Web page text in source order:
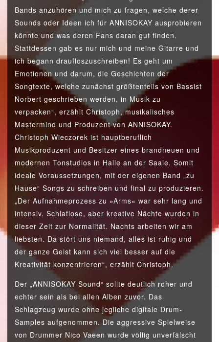
Bands anzuhören und mich zu fragen, welche derer
Sounds oder Ideen ich für ANNISOKAY ausprobieren
könnte und was deren Fans daran gut finden.
Stattdessen gab es nur mich und meine Gitarre und
ich begann draufloszuschreiben! Es geht um
Emotionen und darum, die Geschichten der
Songtexte, welche zunächst größtenteils von Bassist
Norbert geschrieben werden, in Musik zu
verpacken“, erzählt Christoph, musikalisches
Mastermind und Produzent von ANNISOKAY.
Christoph Wieczorek ist hauptberuflich
Musikproduzent und Besitzer eines brandneuen und
modernen Tonstudios in Halle an der Saale. Somit
ideale Voraussetzungen, mit der eigenen Band „zu
Hause“ Songs zu schreiben und final zu produzieren.
„Der Aufnahmeprozess zu »Arms« war sehr lang und
intensiv. Schlaflose, aber kreative Nächte wurden in
dieser Zeit zur Normalität. Nachts arbeiten wir am
liebsten. Da stört uns niemand, alles ist ruhig und
der ganze Geist kann sich viel besser auf die
Kreativität konzentrieren“, erzählt Christoph.
Der „ANNISOKAY-Sound“ sollte deutlich roher und
echter sein als bei allen Alben zuvor. Das
Schlagzeug wurde ohne jegliche digitale Drum-
Samples aufgenommen. Die aggressive Spielweise
von Drummer Nico Vaeen wurde völlig unverfälscht